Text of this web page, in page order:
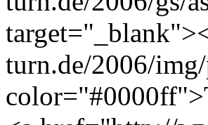
turn.de/2006/